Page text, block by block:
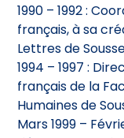
1990 – 1992 :
français, à sa
Lettres de
1994 – 1997 :
français de la
Humaines de
Mars 1999 –